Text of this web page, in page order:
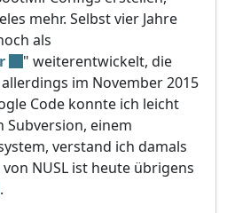
mehr. Selbst vier Jahre
als
" weiterentwickelt, die
im November 2015
Code konnte ich leicht
Subversion, einem
verstand ich damals
NUSL ist heute übrigens
.